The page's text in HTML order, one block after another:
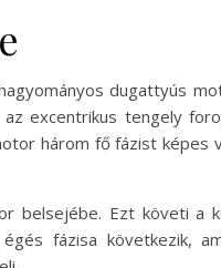
dugattyús
excentrikus tengely
három fő fázist képes
belsejébe. Ezt követi a
fázisa következik,